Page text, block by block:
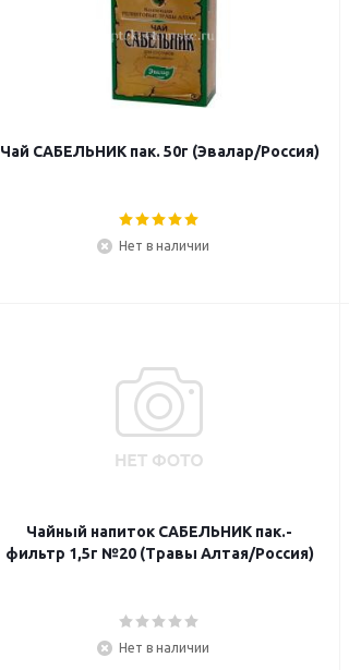
Чай САБЕЛЬНИК пак. 50г (Эвалар/Россия)
Нет в наличии
Чайный напиток САБЕЛЬНИК пак.-
фильтр 1,5г №20 (Травы Алтая/Россия)
Нет в наличии